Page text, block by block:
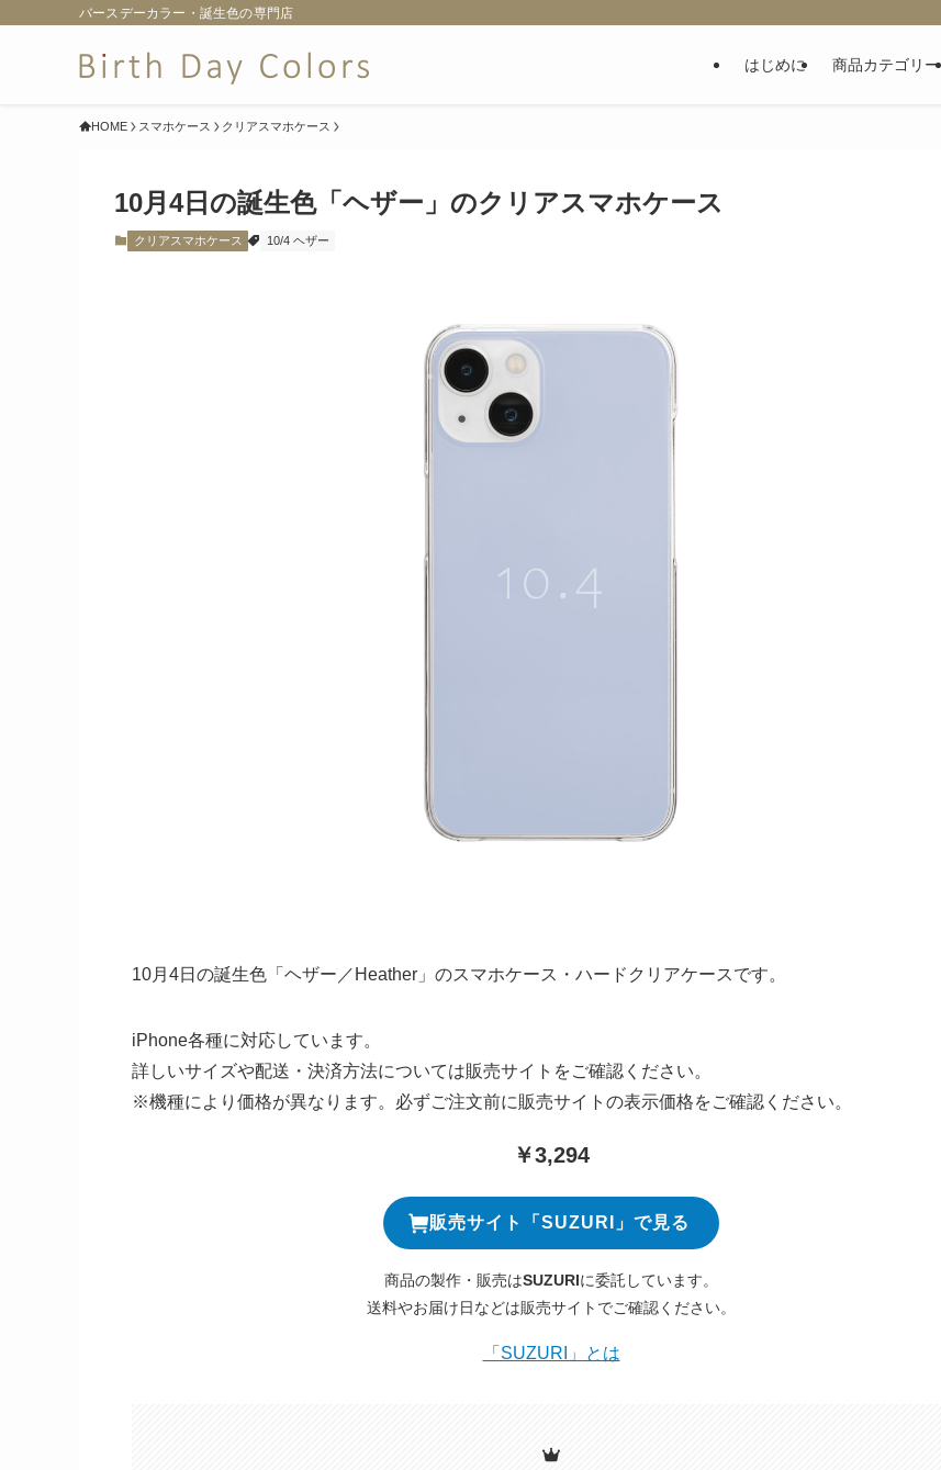
バースデーカラー・誕生色の専門店
はじめに 商品カテゴリー
HOME スマホケース クリアスマホケース
10月4日の誕生色「ヘザー」のクリアスマホケース
クリアスマホケース 10/4 ヘザー
10月4日の誕生色「ヘザー／Heather」のスマホケース・ハードクリアケースです。
iPhone各種に対応しています。
詳しいサイズや配送・決済方法については販売サイトをご確認ください。
※機種により価格が異なります。必ずご注文前に販売サイトの表示価格をご確認ください。
￥3,294
販売サイト「SUZURI」で見る
商品の製作・販売はSUZURIに委託しています。
送料やお届け日などは販売サイトでご確認ください。
「SUZURI」とは